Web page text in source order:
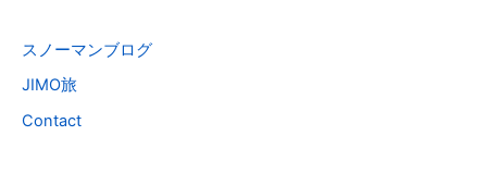
:スノーマンブログ
JIMO旅
Contact